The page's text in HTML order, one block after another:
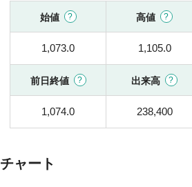
始値 高値
1,073.0 1,105.0
前日終値 出来高
1,074.0 238,400
チャート